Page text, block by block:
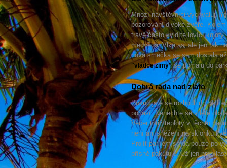
Mnozí návštěvníci vychvalují
pozorování divoké zvěře.
trávě často uvidíte lovící
medvěda. Vlka asi ale jen tak
nová smečka se sem dostala
"vládce zimy"se pomalu do
Dobrá rada nad zlato
Pokud jste se rozhodli do
počasí. Nenechte se v létě
Večer totiž teploty v těchto
není ani sněžení na sklonku
Projít parkem se dá pouze po
přísně pokutuje. Už jen pro